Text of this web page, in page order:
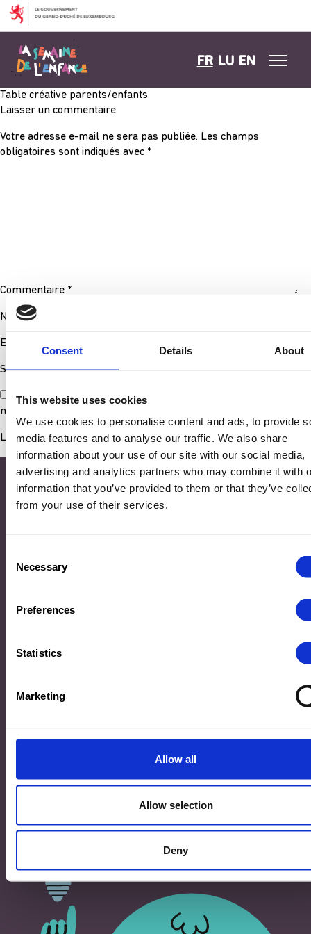
Consent Details About
This website uses cookies
We use cookies to personalise content and ads, to provide
media features and to analyse our traffic. We also share
information about your use of our site with our social media,
advertising and analytics partners who may combine it with
information that you’ve provided to them or that they’ve
from your use of their services.
Selection
Necessary
Preferences
Statistics
Marketing
Allow all
Allow selection
Deny
Aller au contenu
FR LU EN
Table créative parents/enfants
Laisser un commentaire
Votre adresse e-mail ne sera pas publiée. Les champs
obligatoires sont indiqués avec *
Commentaire *
Nom*
E-mail
Site web
Enregistrer mon nom, mon e-mail et mon site dans le
navigateur pour mon prochain commentaire.
Adresse
©2026 Ministère de l’Éducation nationale, de l’Enfance